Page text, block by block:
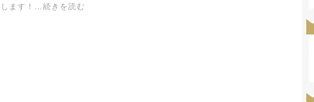
します！…続きを読む